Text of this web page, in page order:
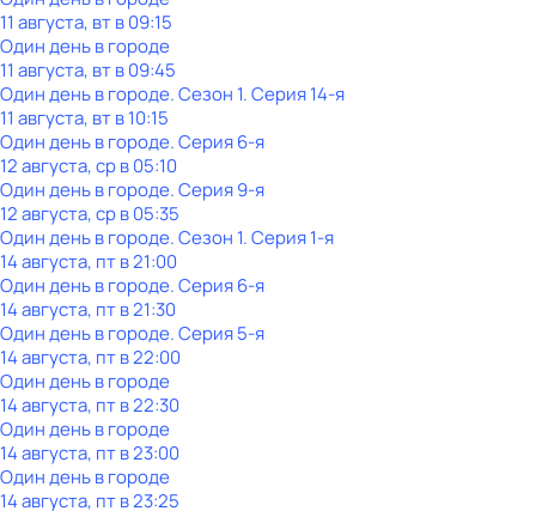
11 августа, вт в 09:15
Один день в городе
11 августа, вт в 09:45
Один день в городе. Сезон 1. Серия 14-я
11 августа, вт в 10:15
Один день в городе. Серия 6-я
12 августа, ср в 05:10
Один день в городе. Серия 9-я
12 августа, ср в 05:35
Один день в городе. Сезон 1. Серия 1-я
14 августа, пт в 21:00
Один день в городе. Серия 6-я
14 августа, пт в 21:30
Один день в городе. Серия 5-я
14 августа, пт в 22:00
Один день в городе
14 августа, пт в 22:30
Один день в городе
14 августа, пт в 23:00
Один день в городе
14 августа, пт в 23:25